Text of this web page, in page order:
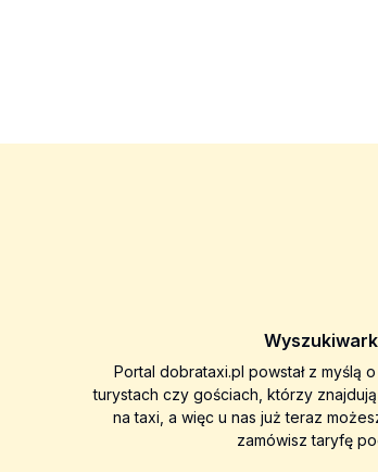
Portal dobrataxi.pl powstał z myślą
turystach czy gościach, którzy
na taxi, a więc u nas już teraz
zamówisz taryfę